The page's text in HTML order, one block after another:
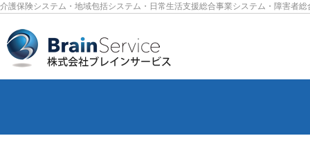
介護保険システム・地域包括システム・日常生活支援総合事業システム・障害者総